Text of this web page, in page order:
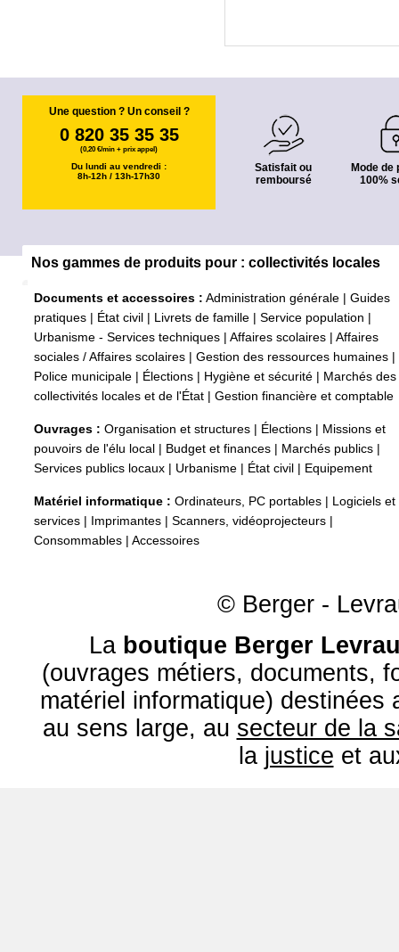
Une question ? Un conseil ?
0 820 35 35 35
(0,20 €/min + prix appel)
Du lundi au vendredi :
8h-12h / 13h-17h30
Satisfait ou
remboursé
Mode de
100%
Nos gammes de produits pour : collectivités locales
Documents et accessoires : Administration générale
Guides
pratiques
État civil Livrets de famille Service population
Urbanisme - Services techniques
Affaires scolaires
Affaires
sociales / Affaires scolaires
Gestion des ressources humaines
Police municipale
Élections Hygiène et sécurité
Marchés des
collectivités locales et de l'État
Gestion financière et comptable
Ouvrages : Organisation et structures Élections
Missions et
pouvoirs de l'élu local
Budget et finances Marchés publics
Services publics locaux
Urbanisme État civil Equipement
Matériel informatique : Ordinateurs, PC portables
Logiciels et
services
Imprimantes Scanners, vidéoprojecteurs
Consommables
Accessoires
© Berger -
La boutique Berger
(ouvrages métiers, documents,
matériel informatique) destinées
au sens large, au secteur de la
la justice et